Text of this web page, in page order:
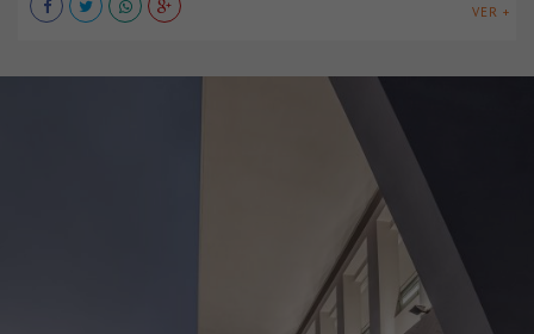
VER +